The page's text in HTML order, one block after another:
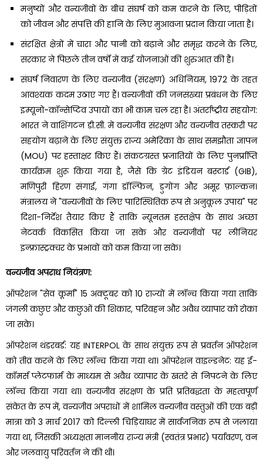
मनुष्यों और वन्यजीवों के बीच संघर्ष को कम करने के लिए, पीड़ितों
को जीवन और संपत्ति की हानि के लिए मुआवजा प्रदान किया जाता है।
संरक्षित क्षेत्रों में चारा और पानी को बढ़ाने और समृद्ध करने के लिए,
सरकार ने पिछले तीन वर्षों में कई योजनाओं की शुरुआत की है।
संघर्ष निवारण के लिए वन्यजीव (संरक्षण) अधिनियम, 1972 के तहत
आवश्यक कदम उठाए गए हैं। वन्यजीवों की जनसंख्या प्रबंधन के लिए
इम्यूनो-कॉन्सेप्टिव उपायों का भी काम चल रहा है। अंतर्राष्ट्रीय सहयोग:
भारत ने वाशिंगटन डी.सी. में वन्यजीव संरक्षण और वन्यजीव तस्करी पर
सहयोग बढ़ाने के लिए संयुक्त राज्य अमेरिका के साथ समझौता ज्ञापन
(MOU) पर हस्ताक्षर किए हैं। संकटग्रस्त प्रजातियों के लिए पुनर्प्राप्ति
कार्यक्रम शुरू किया गया है, जैसे कि ग्रेट इंडियन बस्टार्ड (GIB),
मणिपुरी हिरण संगाई, गंगा डॉल्फिन, डुगोंग और अमूर फ़ाल्कन।
मंत्रालय ने "वन्यजीवों के लिए पारिस्थितिक रूप से अनुकूल उपाय" पर
दिशा-निर्देश तैयार किए हैं ताकि न्यूनतम हस्तक्षेप के साथ अच्छा
नेटवर्क विकसित किया जा सके और वन्यजीवों पर लीनियर
इन्फ्रास्ट्रक्चर के प्रभावों को कम किया जा सके।
वन्यजीव अपराध नियंत्रण:
ऑपरेशन "सेव कूर्मा" 15 अक्टूबर को 10 राज्यों में लॉन्च किया गया ताकि
जंगली कछुए और कछुओं की शिकार, परिवहन और अवैध व्यापार को रोका
जा सके।
ऑपरेशन थंडरबर्ड: यह INTERPOL के साथ संयुक्त रूप से प्रवर्तन ऑपरेशन
को तीव्र करने के लिए लॉन्च किया गया था। ऑपरेशन वाइल्डनेट: यह ई-
कॉमर्स प्लेटफार्म के माध्यम से अवैध व्यापार के खतरे से निपटने के लिए
लॉन्च किया गया था। वन्यजीव संरक्षण के प्रति प्रतिबद्धता के महत्वपूर्ण
संकेत के रूप में, वन्यजीव अपराधों में शामिल वन्यजीव वस्तुओं की एक बड़ी
मात्रा को 3 मार्च 2017 को दिल्ली चिड़ियाघर में सार्वजनिक रूप से जलाया
गया था, जिसकी अध्यक्षता माननीय राज्य मंत्री (स्वतंत्र प्रभार) पर्यावरण, वन
और जलवायु परिवर्तन ने की थी।